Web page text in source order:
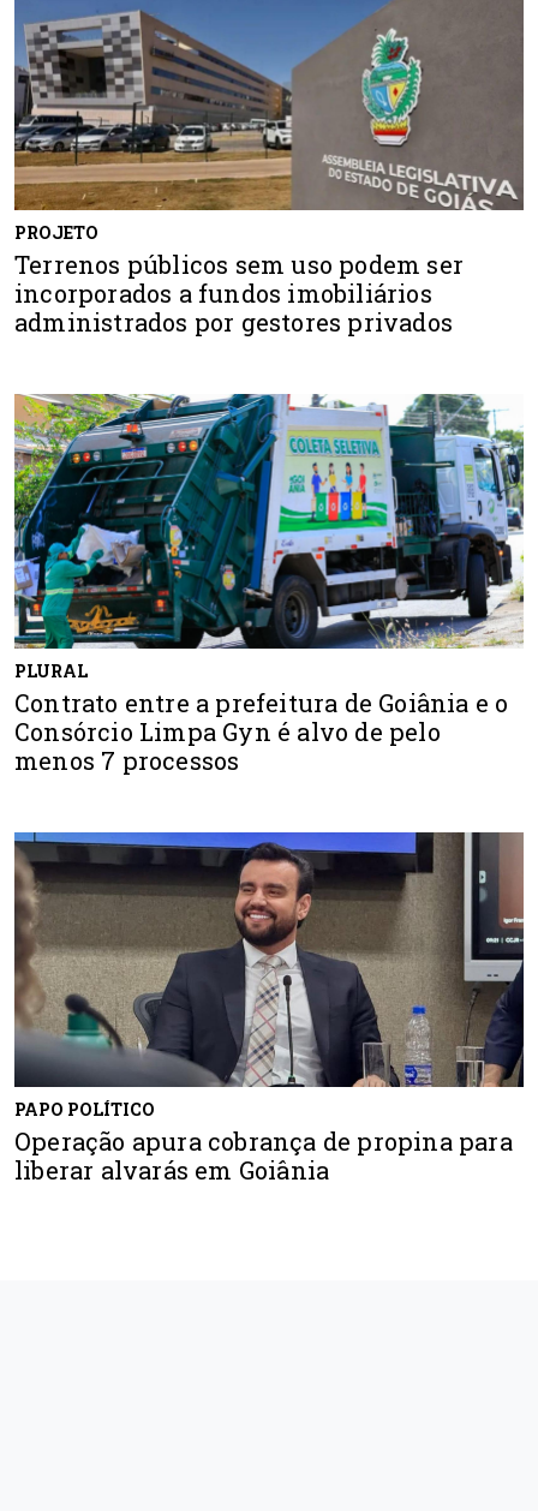
PROJETO
Terrenos públicos sem uso podem ser
incorporados a fundos imobiliários
administrados por gestores privados
PLURAL
Contrato entre a prefeitura de Goiânia e o
Consórcio Limpa Gyn é alvo de pelo
menos 7 processos
PAPO POLÍTICO
Operação apura cobrança de propina para
liberar alvarás em Goiânia